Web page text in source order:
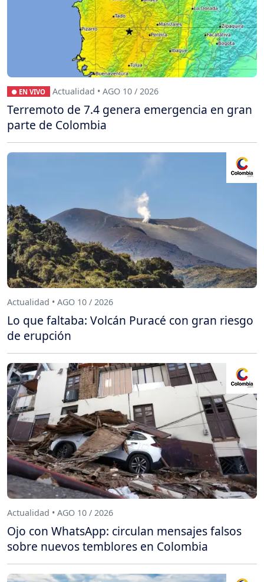
● EN VIVO Actualidad • AGO 10 / 2026
Terremoto de 7.4 genera emergencia en gran
parte de Colombia
Actualidad • AGO 10 / 2026
Lo que faltaba: Volcán Puracé con gran riesgo
de erupción
Actualidad • AGO 10 / 2026
Ojo con WhatsApp: circulan mensajes falsos
sobre nuevos temblores en Colombia